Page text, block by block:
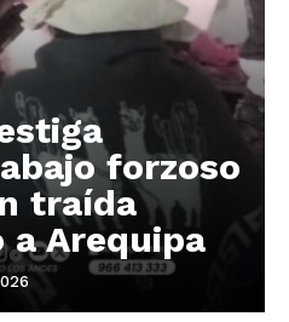
forzoso
traída
a Arequipa